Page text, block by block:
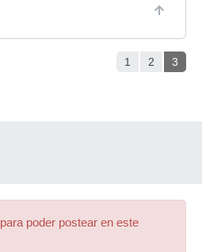
1 2 3
para poder postear en este